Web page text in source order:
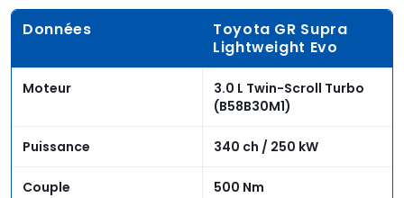
Données
Toyota GR Supra
Lightweight Evo
Moteur
3.0 L Twin-Scroll Turbo
(B58B30M1)
Puissance 340 ch / 250 kW
Couple 500 Nm